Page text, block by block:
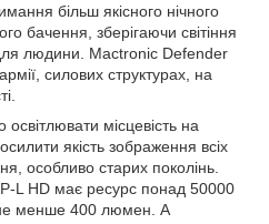
більш якісного нічного
бачення, зберігаючи світіння
людини. Mactronic Defender
силових структурах, на
місцевість на
якість зображення всіх
особливо старих поколінь.
L HD має ресурс понад 50000
не менше 400 люмен. А